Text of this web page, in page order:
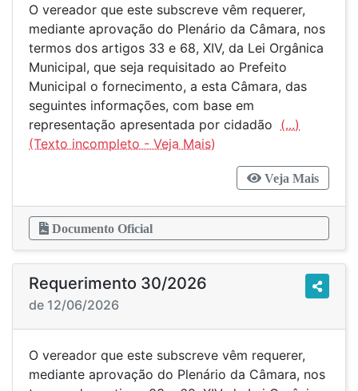
O vereador que este subscreve vêm requerer,
mediante aprovação do Plenário da Câmara, nos
termos dos artigos 33 e 68, XIV, da Lei Orgânica
Municipal, que seja requisitado ao Prefeito
Municipal o fornecimento, a esta Câmara, das
seguintes informações, com base em
representação apresentada por cidadão (...)
Veja Mais
Documento Oficial
Requerimento 30/2026
de 12/06/2026
O vereador que este subscreve vêm requerer,
mediante aprovação do Plenário da Câmara, nos